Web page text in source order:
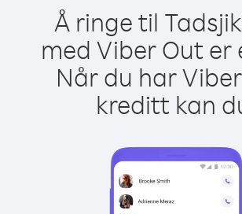
Å ringe til
med Viber Out er
Når du har
kreditt kan